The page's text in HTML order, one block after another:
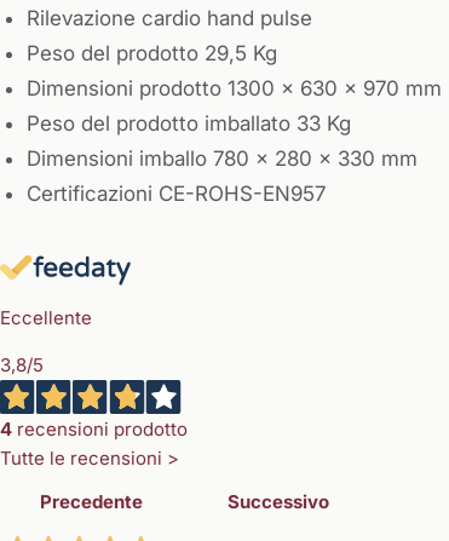
Rilevazione cardio hand pulse
Peso del prodotto 29,5 Kg
Dimensioni prodotto 1300 x 630 x 970 mm
Peso del prodotto imballato 33 Kg
Dimensioni imballo 780 x 280 x 330 mm
Certificazioni CE-ROHS-EN957
Eccellente
3,8/5
4 recensioni prodotto
Tutte le recensioni >
Precedente
Successivo